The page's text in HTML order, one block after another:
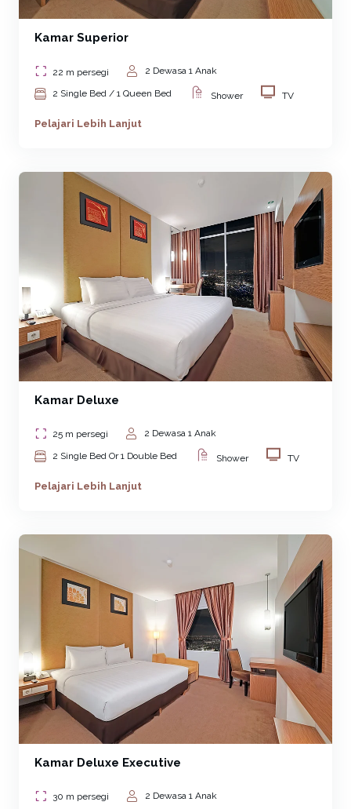
Kamar Superior
22 m persegi 2 Dewasa 1 Anak
2 Single Bed / 1 Queen Bed Shower TV
Pelajari Lebih Lanjut
Kamar Deluxe
25 m persegi 2 Dewasa 1 Anak
2 Single Bed Or 1 Double Bed Shower TV
Pelajari Lebih Lanjut
Kamar Deluxe Executive
30 m persegi 2 Dewasa 1 Anak